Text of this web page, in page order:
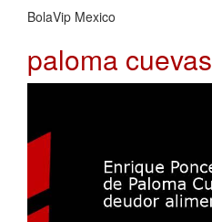
BolaVip Mexico
paloma cuevas